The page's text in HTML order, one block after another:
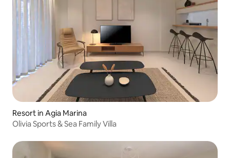
Resort in Agia Marina
Olivia Sports & Sea Family Villa